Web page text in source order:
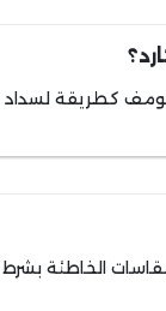
كطريقة
الخاطئة